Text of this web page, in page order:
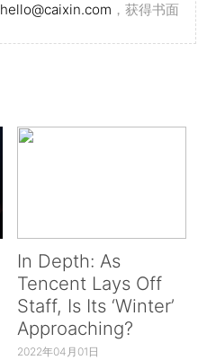
hello@caixin.com ，获得书面
In Depth: As
Tencent Lays Off
Staff, Is Its ‘Winter’
Approaching?
2022年04月01日